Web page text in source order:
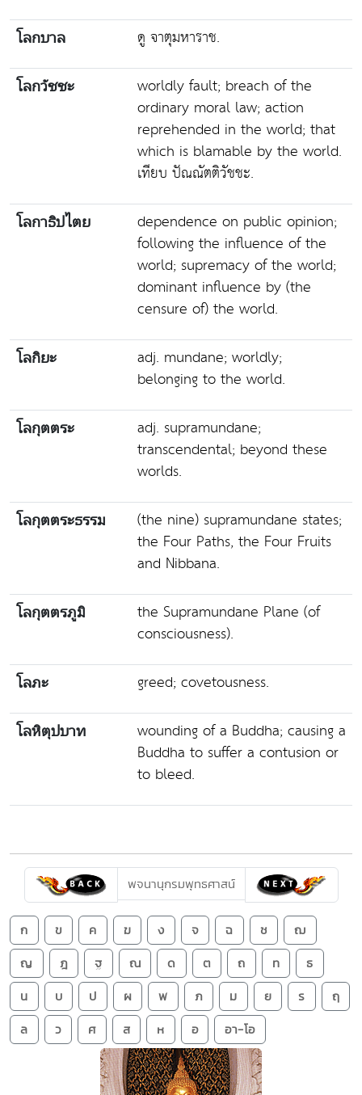
โลกบาล ดู จาตุมหาราช.
โลกวัชชะ
worldly fault; breach of the
ordinary moral law; action
reprehended in the world; that
which is blamable by the world.
เทียบ ปัณณัตติวัชชะ.
โลกาธิปไตย
dependence on public opinion;
following the influence of the
world; supremacy of the world;
dominant influence by (the
censure of) the world.
โลกิยะ
adj. mundane; worldly;
belonging to the world.
โลกุตตระ
adj. supramundane;
transcendental; beyond these
worlds.
โลกุตตระธรรม
(the nine) supramundane states;
the Four Paths, the Four Fruits
and Nibbana.
โลกุตตรภูมิ
the Supramundane Plane (of
consciousness).
โลภะ greed; covetousness.
โลหิตุปบาท
wounding of a Buddha; causing a
Buddha to suffer a contusion or
to bleed.
พจนานุกรมพุทธศาสน์
ก ข ค ฆ ง จ ฉ ช
ฌ
ญ
ฎ ฐ ณ ด ต ถ ท
ธ
น
บ ป ผ พ ภ ม ย ร
ฤ
ล
ว ศ ส ห อ อา-โอ